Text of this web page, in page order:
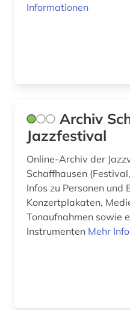
girolamo (1)
gluck (1)
grafik (1)
graphik (1)
Informationen
Archiv
Jazzfestival
Online-Archiv der
Schaffhausen
Infos zu Personen und
Konzertplakaten,
Tonaufnahmen sowie
Instrumenten Mehr